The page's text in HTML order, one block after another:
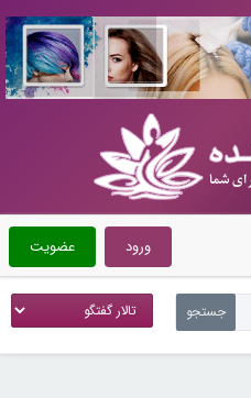
عضویت ورود